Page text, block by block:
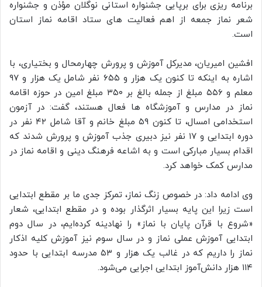
برنامه‌ ریزی برای برپایی جشنواره استانی نوگلان مؤذن و جشنواره
شعر نماز جمعه از اهم فعالیت‌ های ستاد اقامه نماز استان
است.
افشین امیریان، مدیرکل آموزش‌ و پرورش چهارمحال‌ و بختیاری، با
اشاره به اینکه تا کنون یک‌ هزار و ۶۵۵ نفر شامل یک‌ هزار و ۹۷
معلم و ۵۵۶ مبلغ از جمله بالغ بر ۳۵۰ مبلغ امین در حوزه اقامه
نماز در مدارس و آموزشگاه‌ ها فعال هستند، گفت: در آزمون
استخدامی امسال، تا کنون ۵۹ مبلغ خانم و آقا شامل ۴۲ نفر در
دوره ابتدایی و ۱۷ نفر نیز دبیری جذب آموزش‌ و پرورش شدند که
اقدام بسیار مبارکی است و به اشاعه فرهنگ دینی و اقامه نماز در
مدارس کمک خواهد کرد.
وی ادامه داد: در خصوص زنگ نماز، تمرکز جدی ما بر مقطع ابتدایی
است زیرا این پایه بسیار اثرگذار بوده و در مقطع ابتدایی، شعار
«شروع با قرآن پایان با نماز» را نهادینه کرده‌ایم، در سال دوم
ابتدایی آموزش عملی نماز و در سال سوم نیز آموزش کلیه اذکار
نماز را داریم که در غالب یک‌ هزار و ۵۳ مدرسه ابتدایی با حدود
۱۱۴ هزار دانش‌آموز ابتدایی اجرایی می‌شود.